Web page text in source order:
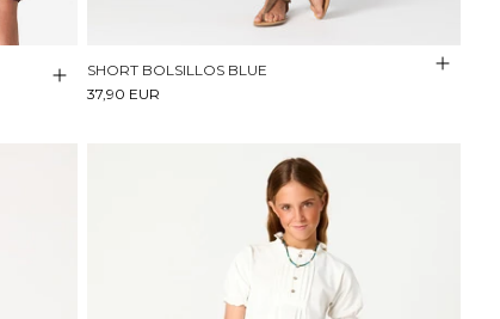
SHORT BOLSILLOS BLUE
37,90 EUR